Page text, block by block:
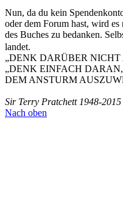
Fruchtweinkeller
Administrator
Beiträge: 32437
Registriert:29 März
Kontaktdaten:
Kontaktdaten von
Website Facebook
Re: Craft Wine selbst